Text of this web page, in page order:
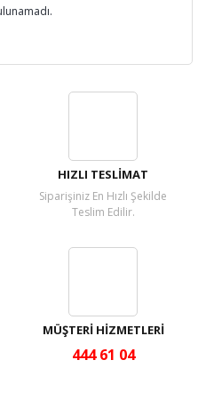
HIZLI TESLİMAT
Siparişiniz En Hızlı Şekilde
Teslim Edilir.
MÜŞTERİ HİZMETLERİ
444 61 04